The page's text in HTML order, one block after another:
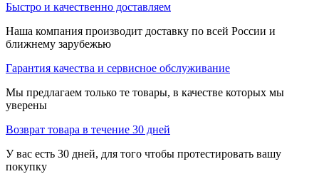
Быстро и качественно доставляем
Наша компания производит доставку по всей России и
ближнему зарубежью
Гарантия качества и сервисное обслуживание
Мы предлагаем только те товары, в качестве которых мы
уверены
Возврат товара в течение 30 дней
У вас есть 30 дней, для того чтобы протестировать вашу
покупку